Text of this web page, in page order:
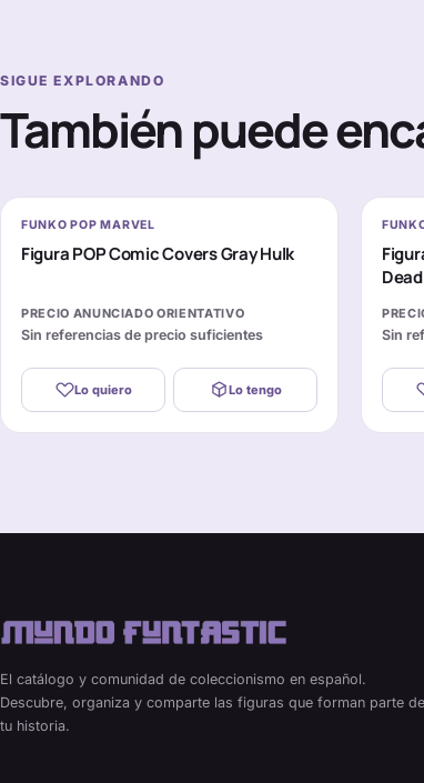
SIGUE EXPLORANDO
También puede
FUNKO POP MARVEL
Figura POP Comic Covers Gray Hulk
PRECIO ANUNCIADO ORIENTATIVO
Sin referencias de precio suficientes
Lo quiero Lo tengo
Sin
El catálogo y comunidad de coleccionismo en español.
Descubre, organiza y comparte las figuras que forman parte de
tu historia.